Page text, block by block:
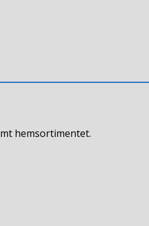
hemsortimentet.